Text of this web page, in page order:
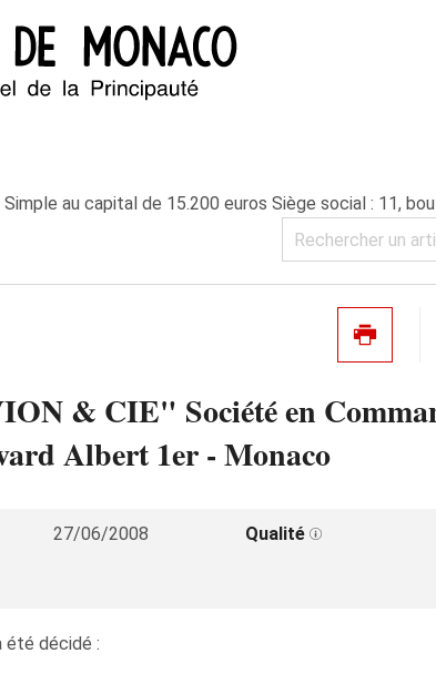
au capital de 15.200 euros Siège social : 11,
& CIE" Société en
Albert 1er - Monaco
27/06/2008 Qualité
été décidé :